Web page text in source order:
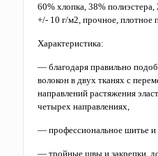
60% хлопка, 38% полиэстера,
+/- 10 г/м2, прочное, плотное
Характеристика:
— благодаря правильно
волокон в двух тканях с
направлений растяжения
четырех направлениях,
— профессиональное шитье и
— тройные швы и закрепки,